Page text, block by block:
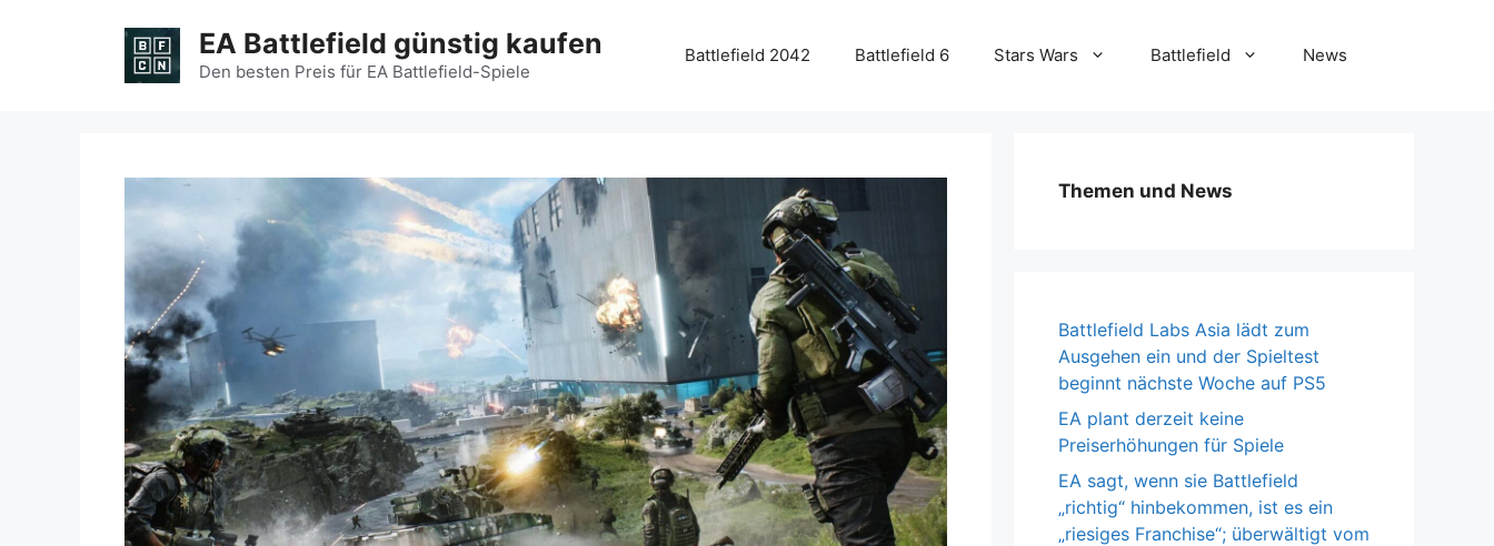
EA Battlefield günstig kaufen
Den besten Preis für EA Battlefield-Spiele
Battlefield 2042 Battlefield 6 Stars Wars Battlefield News
Themen und News
Battlefield Labs Asia lädt zum
Ausgehen ein und der Spieltest
beginnt nächste Woche auf PS5
EA plant derzeit keine
Preiserhöhungen für Spiele
EA sagt, wenn sie Battlefield
„richtig“ hinbekommen, ist es ein
„riesiges Franchise“; überwältigt vom